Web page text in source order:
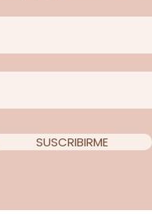
SUSCRIBIRME